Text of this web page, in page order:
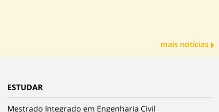
mais notícias
ESTUDAR
Mestrado Integrado em Engenharia Civil